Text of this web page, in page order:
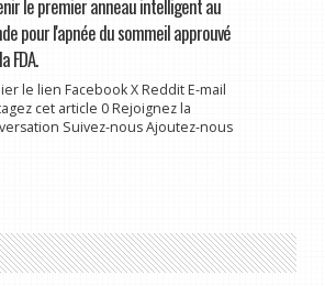
le premier anneau intelligent au
pour l'apnée du sommeil approuvé
FDA.
le lien Facebook X Reddit E-mail
cet article 0 Rejoignez la
Suivez-nous Ajoutez-nous